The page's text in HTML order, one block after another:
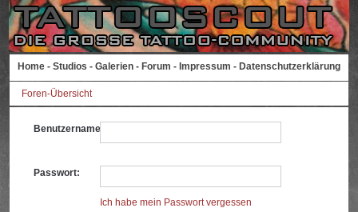
Home - Studios - Galerien - Forum - Impressum - Datenschutzerklärung
Foren-Übersicht
Benutzername:
Passwort:
Ich habe mein Passwort vergessen